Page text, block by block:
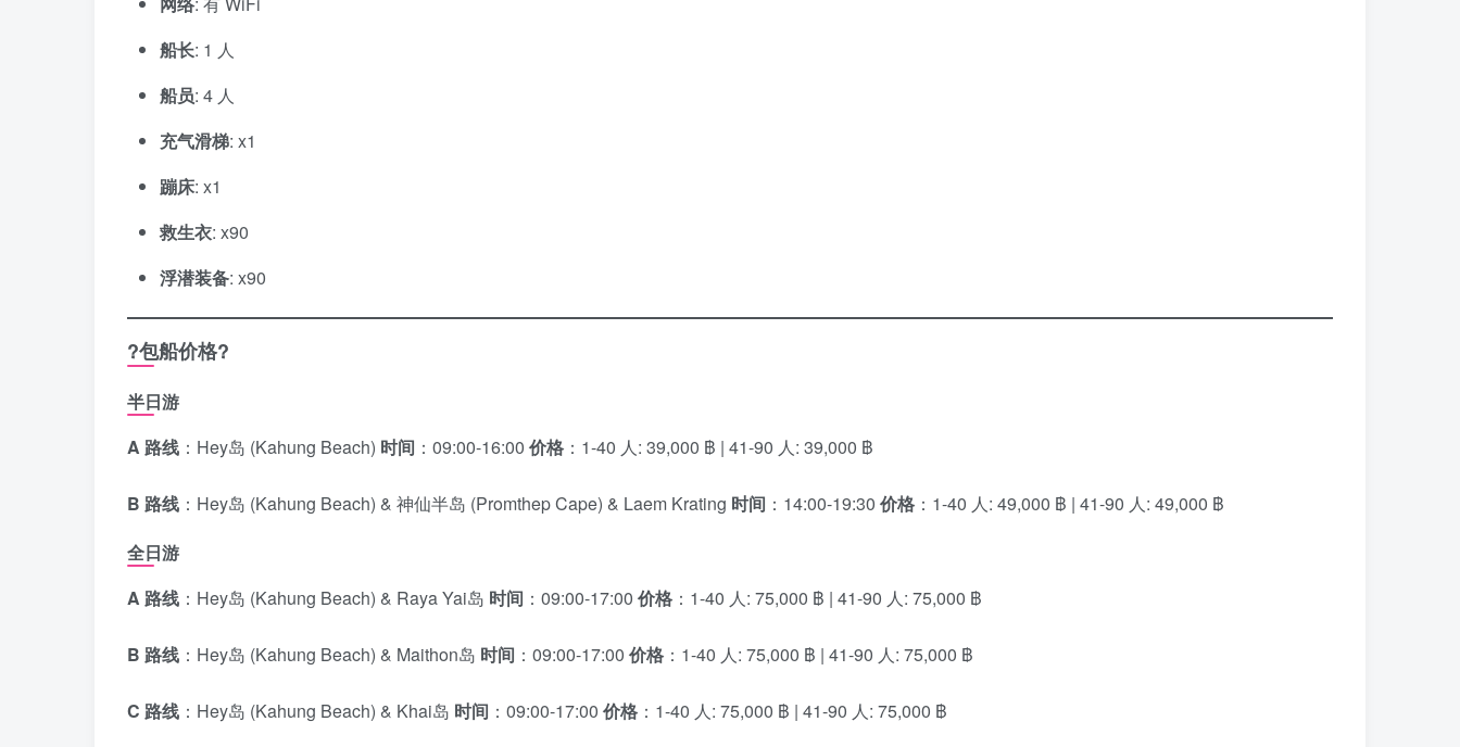
船长: 1 人
船员: 4 人
充气滑梯: x1
蹦床: x1
救生衣: x90
浮潜装备: x90
?包船价格?
半日游
A 路线 ：Hey岛 (Kahung Beach) 时间 ：09:00-16:00 价格 ：1-40 人: 39,000 ฿ | 41-90 人: 39,000 ฿
B 路线 ：Hey岛 (Kahung Beach) & 神仙半岛 (Promthep Cape) & Laem Krating 时间 ：14:00-19:30 价格 ：1-40 人: 49,000 ฿ | 41-90 人: 49,000 ฿
全日游
A 路线 ：Hey岛 (Kahung Beach) & Raya Yai岛 时间 ：09:00-17:00 价格 ：1-40 人: 75,000 ฿ | 41-90 人: 75,000 ฿
B 路线 ：Hey岛 (Kahung Beach) & Maithon岛 时间 ：09:00-17:00 价格 ：1-40 人: 75,000 ฿ | 41-90 人: 75,000 ฿
C 路线 ：Hey岛 (Kahung Beach) & Khai岛 时间 ：09:00-17:00 价格 ：1-40 人: 75,000 ฿ | 41-90 人: 75,000 ฿